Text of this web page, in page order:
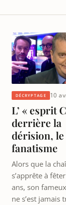
DÉCRYPTAGE 10
L’ « esprit
derrière la
dérision, le
fanatisme
Alors que la
s’apprête à
ans, son
ne s’est jamais